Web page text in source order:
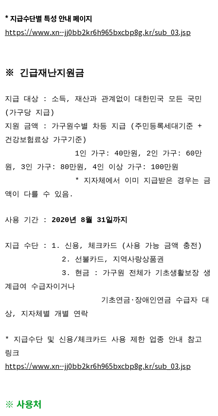
* 지급수단별 특성 안내 페이지
https://www.xn--jj0bb2kr6h965bxcbp8g.kr/sub_03.jsp
※ 긴급재난지원금
지급 대상 : 소득, 재산과 관계없이 대한민국 모든 국민
(가구당 지급)
지원 금액 : 가구원수별 차등 지급 (주민등록세대기준 +
건강보험료상 가구기준)
1인 가구: 40만원, 2인 가구: 60만
원, 3인 가구: 80만원, 4인 이상 가구: 100만원
* 지자체에서 이미 지급받은 경우는 금
액이 다를 수 있음.
사용 기간 : 2020년 8월 31일까지
지급 수단 : 1. 신용, 체크카드 (사용 가능 금액 충전)
2. 선불카드, 지역사랑상품권
3. 현금 : 가구원 전체가 기초생활보장 생
계급여 수급자이거나
기초연금·장애인연금 수급자 대
상, 지자체별 개별 연락
* 지급수단 및 신용/체크카드 사용 제한 업종 안내 참고
링크
https://www.xn--jj0bb2kr6h965bxcbp8g.kr/sub_03.jsp
※ 사용처